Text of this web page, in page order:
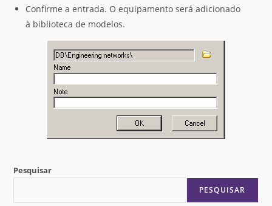
Confirme a entrada. O equipamento será adicionado
à biblioteca de modelos.
Pesquisar
PESQUISAR